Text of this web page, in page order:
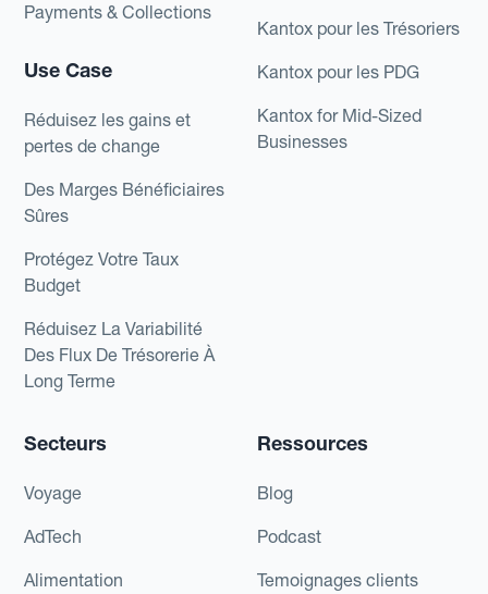
Payments & Collections
Use Case
Réduisez les gains et
pertes de change
Des Marges Bénéficiaires
Sûres
Protégez Votre Taux
Budget
Réduisez La Variabilité
Des Flux De Trésorerie À
Long Terme
Kantox pour les Trésoriers
Kantox pour les PDG
Kantox for Mid-Sized
Businesses
Secteurs
Voyage
AdTech
Alimentation
Ressources
Blog
Podcast
Temoignages clients